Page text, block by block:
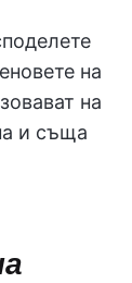
на
на
и съща